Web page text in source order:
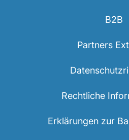
B2B
Partners
Rechtliche
Erklärungen zur